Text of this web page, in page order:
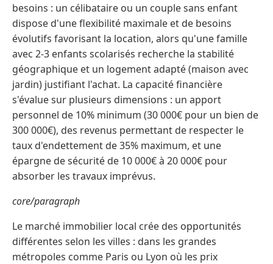
besoins : un célibataire ou un couple sans enfant
dispose d'une flexibilité maximale et de besoins
évolutifs favorisant la location, alors qu'une famille
avec 2-3 enfants scolarisés recherche la stabilité
géographique et un logement adapté (maison avec
jardin) justifiant l'achat. La capacité financière
s'évalue sur plusieurs dimensions : un apport
personnel de 10% minimum (30 000€ pour un bien de
300 000€), des revenus permettant de respecter le
taux d'endettement de 35% maximum, et une
épargne de sécurité de 10 000€ à 20 000€ pour
absorber les travaux imprévus.
core/paragraph
Le marché immobilier local crée des opportunités
différentes selon les villes : dans les grandes
métropoles comme Paris ou Lyon où les prix